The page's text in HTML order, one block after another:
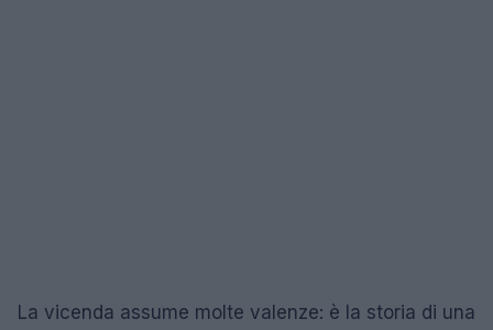
La vicenda assume molte valenze: è la storia di una